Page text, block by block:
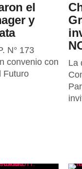
el
y
N° 173
convenio con
Futuro
La